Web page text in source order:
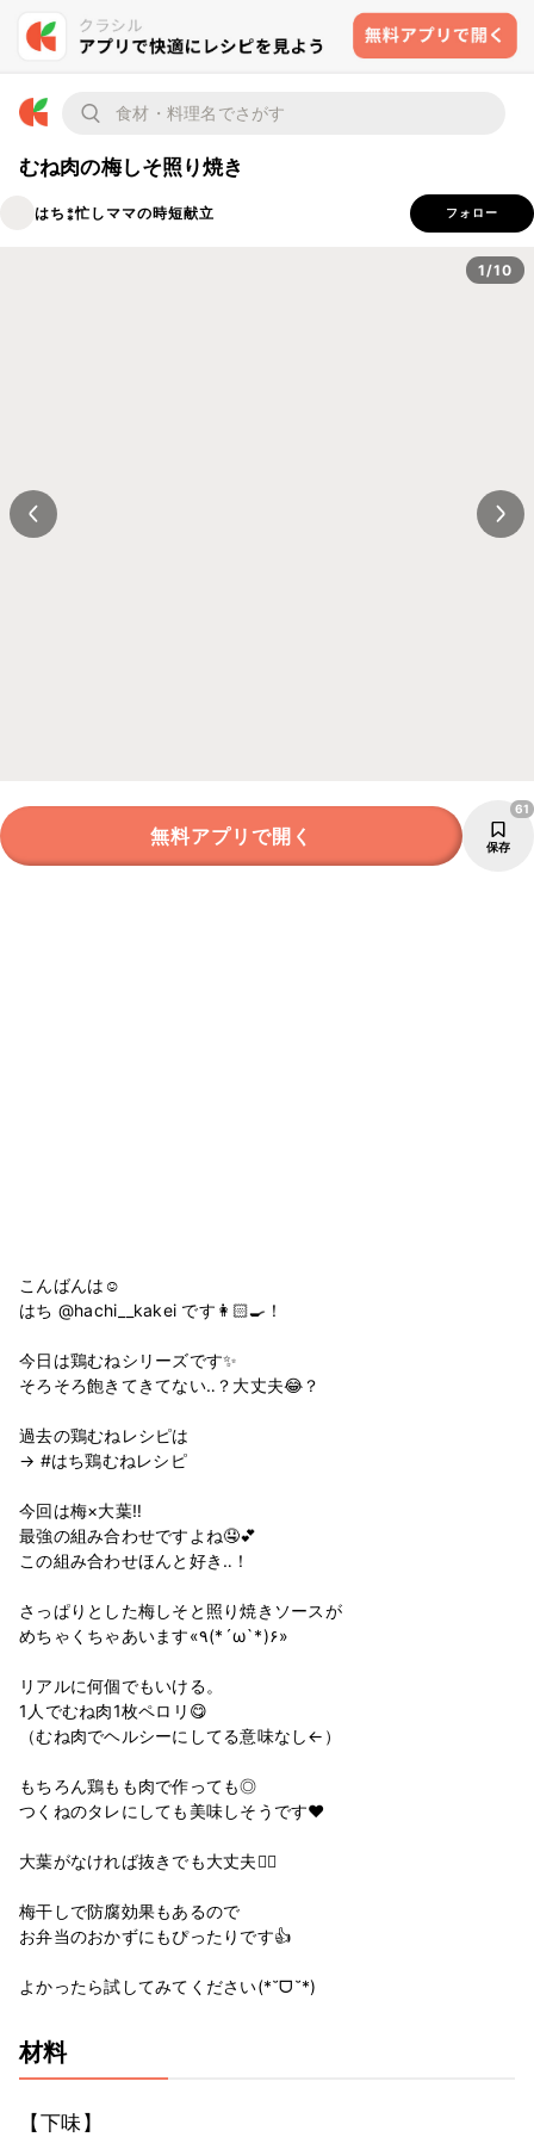
むね肉の梅しそ照り焼き
はち⁑忙しママの時短献立 フォロー
1/10
無料アプリで開く 保存
61
こんばんは☺︎
はち @hachi__kakei です👩🏻‍🍳！
今日は鶏むねシリーズです✨
そろそろ飽きてきてない‥？大丈夫😂？
過去の鶏むねレシピは
→ #はち鶏むねレシピ
今回は梅×大葉‼️
最強の組み合わせですよね🤤💕
この組み合わせほんと好き‥！
さっぱりとした梅しそと照り焼きソースが
めちゃくちゃあいます«٩(*´ω`*)۶»
リアルに何個でもいける。
1人でむね肉1枚ペロリ😋
（むね肉でヘルシーにしてる意味なし←）
もちろん鶏もも肉で作っても◎
つくねのタレにしても美味しそうです❤️
大葉がなければ抜きでも大丈夫🙆‍♀️
梅干しで防腐効果もあるので
お弁当のおかずにもぴったりです👍
よかったら試してみてください(*˘ᗜ˘*)
材料
【下味】